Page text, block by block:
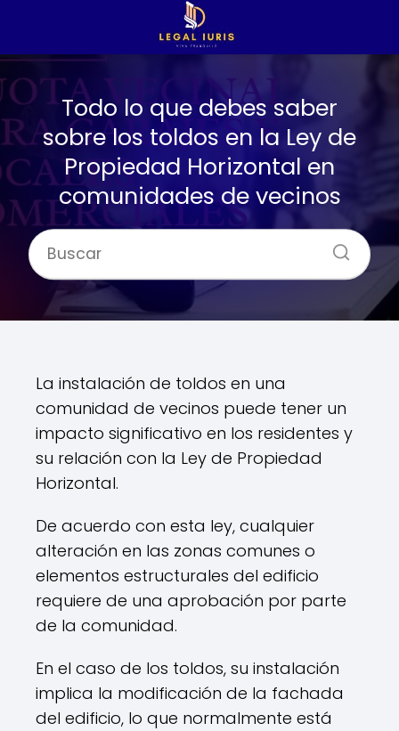
Todo lo que debes saber
sobre los toldos en la Ley de
Propiedad Horizontal en
comunidades de vecinos
La instalación de toldos en una
comunidad de vecinos puede tener un
impacto significativo en los residentes y
su relación con la Ley de Propiedad
Horizontal.
De acuerdo con esta ley, cualquier
alteración en las zonas comunes o
elementos estructurales del edificio
requiere de una aprobación por parte
de la comunidad.
En el caso de los toldos, su instalación
implica la modificación de la fachada
del edificio, lo que normalmente está